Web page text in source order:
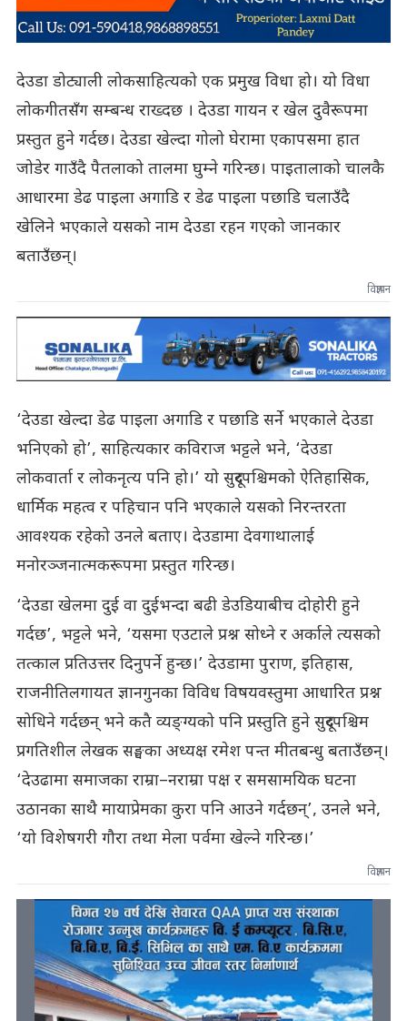
देउडा डोट्याली लोकसाहित्यको एक प्रमुख विधा हो। यो विधा
लोकगीतसँग सम्बन्ध राख्दछ । देउडा गायन र खेल दुवैरूपमा
प्रस्तुत हुने गर्दछ। देउडा खेल्दा गोलो घेरामा एकापसमा हात
जोडेर गाउँदै पैतलाको तालमा घुम्ने गरिन्छ। पाइतालाको चालकै
आधारमा डेढ पाइला अगाडि र डेढ पाइला पछाडि चलाउँदै
खेलिने भएकाले यसको नाम देउडा रहन गएको जानकार
बताउँछन्।
विज्ञापन
‘देउडा खेल्दा डेढ पाइला अगाडि र पछाडि सर्ने भएकाले देउडा
भनिएको हो’, साहित्यकार कविराज भट्टले भने, ‘देउडा
लोकवार्ता र लोकनृत्य पनि हो।’ यो सुदूरपश्चिमको ऐतिहासिक,
धार्मिक महत्व र पहिचान पनि भएकाले यसको निरन्तरता
आवश्यक रहेको उनले बताए। देउडामा देवगाथालाई
मनोरञ्जनात्मकरूपमा प्रस्तुत गरिन्छ।
‘देउडा खेलमा दुई वा दुईभन्दा बढी डेउडियाबीच दोहोरी हुने
गर्दछ’, भट्टले भने, ‘यसमा एउटाले प्रश्न सोध्ने र अर्काले त्यसको
तत्काल प्रतिउत्तर दिनुपर्ने हुन्छ।’ देउडामा पुराण, इतिहास,
राजनीतिलगायत ज्ञानगुनका विविध विषयवस्तुमा आधारित प्रश्न
सोधिने गर्दछन् भने कतै व्यङ्ग्यको पनि प्रस्तुति हुने सुदूरपश्चिम
प्रगतिशील लेखक सङ्घका अध्यक्ष रमेश पन्त मीतबन्धु बताउँछन्।
‘देउढामा समाजका राम्रा–नराम्रा पक्ष र समसामयिक घटना
उठानका साथै मायाप्रेमका कुरा पनि आउने गर्दछन्’, उनले भने,
‘यो विशेषगरी गौरा तथा मेला पर्वमा खेल्ने गरिन्छ।’
विज्ञापन